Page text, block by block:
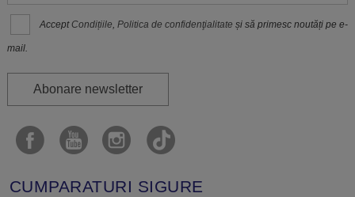
Accept Condițiile,Politica de confidenţialitate și să primesc noutăți pe e-
mail.
Abonare newsletter
CUMPARATURI SIGURE